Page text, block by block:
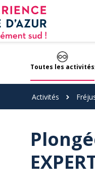
des cookies
Toutes les activités
Activités